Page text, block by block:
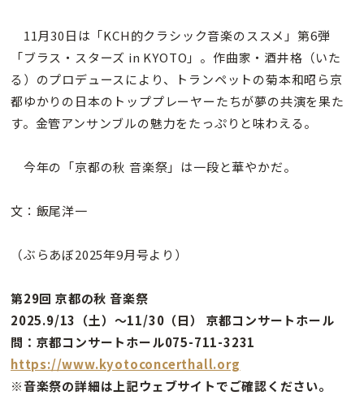
11月30日は「KCH的クラシック音楽のススメ」第6弾
「ブラス・スターズ in KYOTO」。作曲家・酒井格（いた
る）のプロデュースにより、トランペットの菊本和昭ら京
都ゆかりの日本のトッププレーヤーたちが夢の共演を果た
す。金管アンサンブルの魅力をたっぷりと味わえる。
今年の「京都の秋 音楽祭」は一段と華やかだ。
文：飯尾洋一
（ぶらあぼ2025年9月号より）
第29回 京都の秋 音楽祭
2025.9/13（土）～11/30（日） 京都コンサートホール
問：京都コンサートホール075-711-3231
https://www.kyotoconcerthall.org
※音楽祭の詳細は上記ウェブサイトでご確認ください。